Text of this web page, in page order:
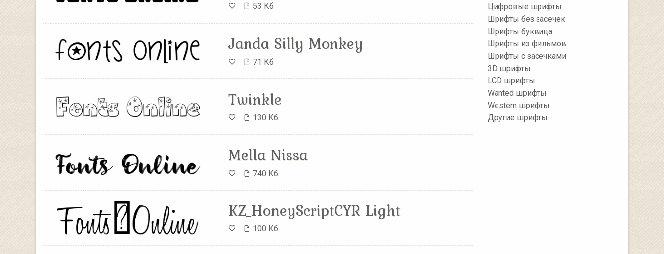
53 Кб
Janda Silly Monkey
71 Кб
Twinkle
130 Кб
Mella Nissa
740 Кб
KZ_HoneyScriptCYR Light
100 Кб
Цифровые шрифты
Шрифты без засечек
Шрифты буквица
Шрифты из фильмов
Шрифты с засечками
3D шрифты
LCD шрифты
Wanted шрифты
Western шрифты
Другие шрифты